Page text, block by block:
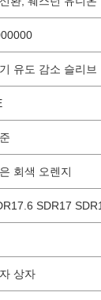
유도 감소 슬리브
회색 오렌지
SDR17
상자